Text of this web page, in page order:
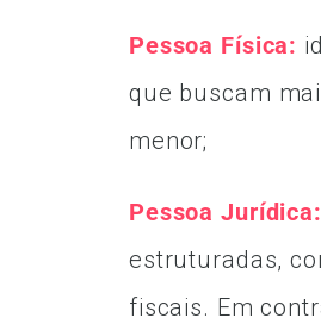
Pessoa Física:
que buscam
menor;
Pessoa Jurídica:
estruturadas,
fiscais. Em